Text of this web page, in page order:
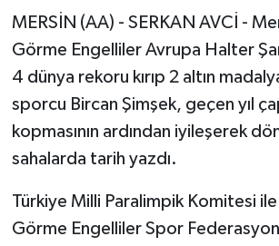
MERSİN (AA) - SERKAN AVCİ -
Görme Engelliler Avrupa Halter
4 dünya rekoru kırıp 2 altın
sporcu Bircan Şimşek, geçen yıl
kopmasının ardından iyileşerek
sahalarda tarih yazdı.
Türkiye Milli Paralimpik Komitesi ile
Görme Engelliler Spor